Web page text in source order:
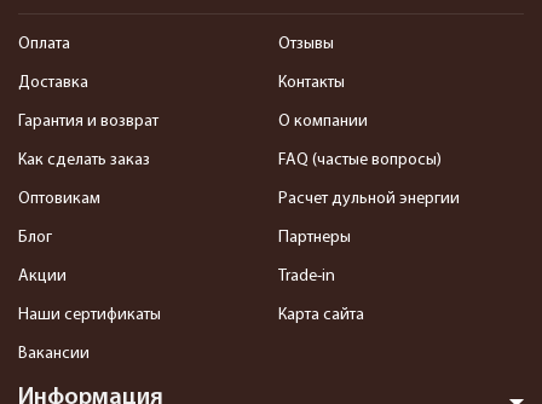
Информация
Оплата
Доставка
Гарантия и возврат
Как сделать заказ
Оптовикам
Блог
Акции
Наши сертификаты
Вакансии
Отзывы
Контакты
О компании
FAQ (частые вопросы)
Расчет дульной энергии
Партнеры
Trade-in
Карта сайта